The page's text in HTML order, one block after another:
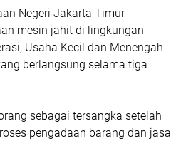
Negeri Jakarta Timur
mesin jahit di lingkungan
Usaha Kecil dan Menengah
berlangsung selama tiga
sebagai tersangka setelah
pengadaan barang dan jasa